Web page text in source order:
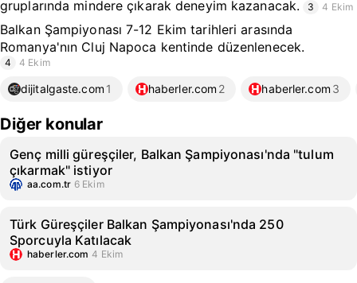
gruplarında mindere çıkarak deneyim kazanacak.
3 4 Ekim
Balkan Şampiyonası 7-12 Ekim tarihleri arasında
Romanya'nın Cluj Napoca kentinde düzenlenecek.
4 4 Ekim
dijitalgaste.com 1 haberler.com 2 haberler.com 3
Diğer konular
Genç milli güreşçiler, Balkan Şampiyonası'nda "tulum
çıkarmak" istiyor
aa.com.tr 6 Ekim
Türk Güreşçiler Balkan Şampiyonası'nda 250
Sporcuyla Katılacak
haberler.com 4 Ekim